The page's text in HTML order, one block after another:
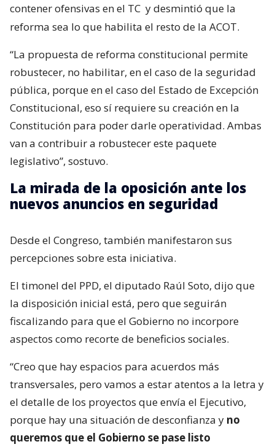
contener ofensivas en el TC y desmintió que la
reforma sea lo que habilita el resto de la ACOT.
“La propuesta de reforma constitucional permite
robustecer, no habilitar, en el caso de la seguridad
pública, porque en el caso del Estado de Excepción
Constitucional, eso sí requiere su creación en la
Constitución para poder darle operatividad. Ambas
van a contribuir a robustecer este paquete
legislativo”, sostuvo.
La mirada de la oposición ante los
nuevos anuncios en seguridad
Desde el Congreso, también manifestaron sus
percepciones sobre esta iniciativa.
El timonel del PPD, el diputado Raúl Soto, dijo que
la disposición inicial está, pero que seguirán
fiscalizando para que el Gobierno no incorpore
aspectos como recorte de beneficios sociales.
“Creo que hay espacios para acuerdos más
transversales, pero vamos a estar atentos a la letra y
el detalle de los proyectos que envía el Ejecutivo,
porque hay una situación de desconfianza y no
queremos que el Gobierno se pase listo